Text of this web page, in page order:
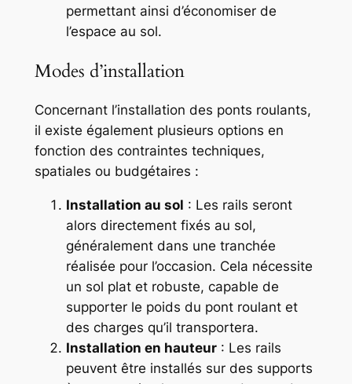
permettant ainsi d’économiser de
l’espace au sol.
Modes d’installation
Concernant l’installation des ponts roulants,
il existe également plusieurs options en
fonction des contraintes techniques,
spatiales ou budgétaires :
Installation au sol : Les rails seront
alors directement fixés au sol,
généralement dans une tranchée
réalisée pour l’occasion. Cela nécessite
un sol plat et robuste, capable de
supporter le poids du pont roulant et
des charges qu’il transportera.
Installation en hauteur: Les rails
peuvent être installés sur des supports